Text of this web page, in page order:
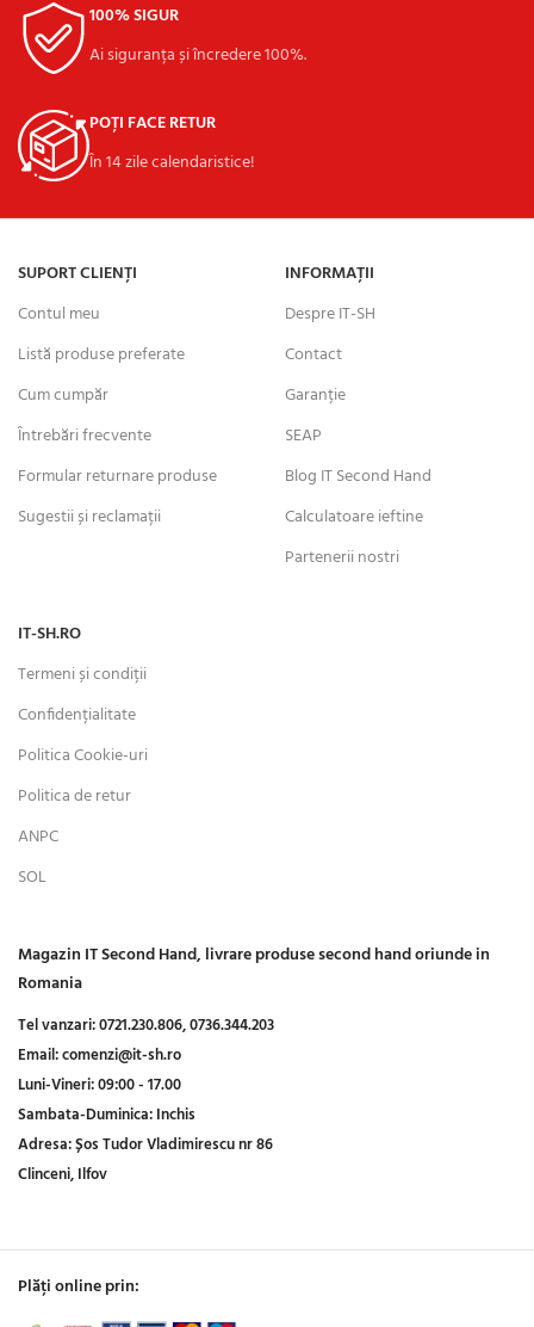
100% SIGUR
Ai siguranța și încredere 100%.
POȚI FACE RETUR
În 14 zile calendaristice!
SUPORT CLIENȚI
Contul meu
Listă produse preferate
Cum cumpăr
Întrebări frecvente
Formular returnare produse
Sugestii și reclamații
INFORMAȚII
Despre IT-SH
Contact
Garanție
SEAP
Blog IT Second Hand
Calculatoare ieftine
Partenerii nostri
IT-SH.RO
Termeni și condiții
Confidențialitate
Politica Cookie-uri
Politica de retur
ANPC
SOL
Magazin IT Second Hand, livrare produse second hand oriunde in
Romania
Tel vanzari:0721.230.806,0736.344.203
Email:comenzi@it-sh.ro
Luni-Vineri:09:00 - 17.00
Sambata-Duminica:Inchis
Adresa:Șos Tudor Vladimirescu nr 86
Clinceni, Ilfov
Plăți online prin: